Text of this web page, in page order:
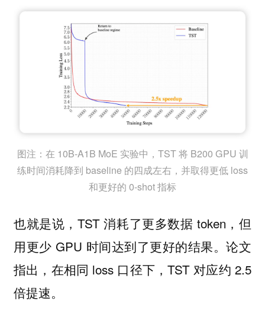
图注：在 10B-A1B MoE 实验中，TST 将 B200 GPU 训
练时间消耗降到 baseline 的四成左右，并取得更低 loss
和更好的 0-shot 指标
也就是说，TST 消耗了更多数据 token，但
用更少 GPU 时间达到了更好的结果。论文
指出，在相同 loss 口径下，TST 对应约 2.5
倍提速。